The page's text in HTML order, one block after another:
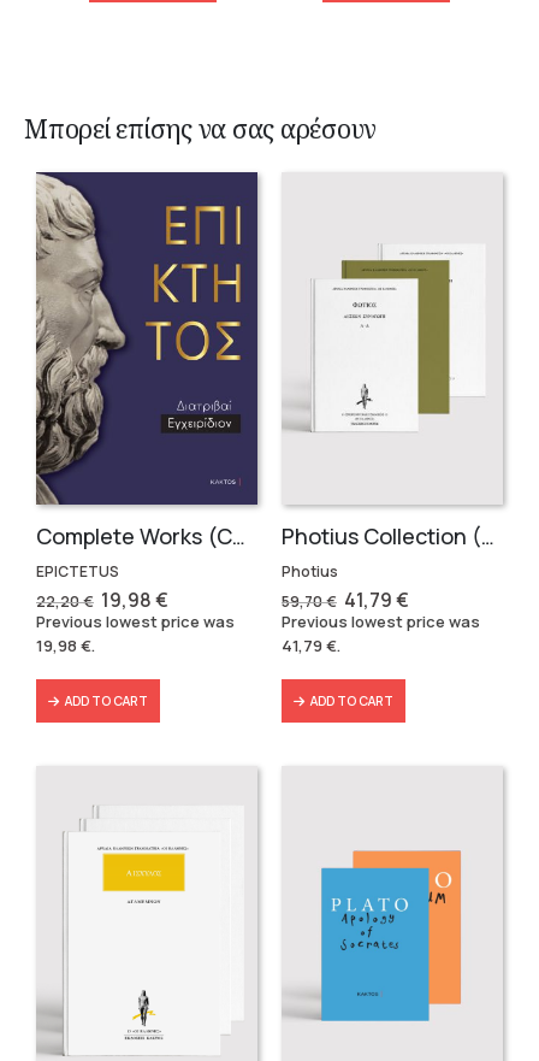
Μπορεί επίσης να σας αρέσουν
Complete Works (Compact Volume in Greek)
EPICTETUS
22,20€ Original
price
was:
19,98€Current
price
is:
Previous lowest price was
19,98 €.
ADD TO CART
Photius Collection (3 volumes)
Photius
59,70€ Original
price
was:
41,79€Current
price
is:
Previous lowest price was
41,79€.
ADD TO CART